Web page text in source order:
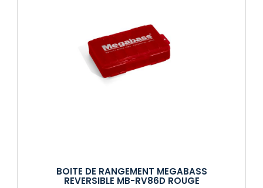
BOITE DE RANGEMENT MEGABASS
REVERSIBLE MB-RV86D ROUGE